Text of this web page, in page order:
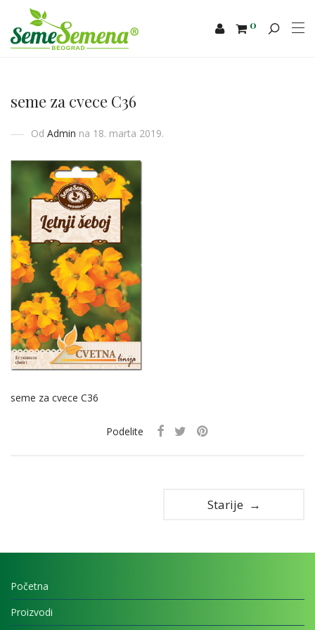
0
seme za cvece C36
Od Admin na 18. marta 2019.
seme za cvece C36
Podelite
Starije →
Početna
Proizvodi